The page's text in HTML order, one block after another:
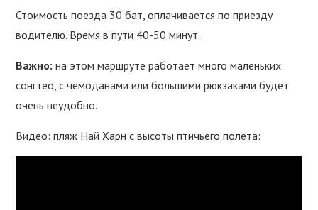
Стоимость поезда 30 бат, оплачивается по приезду
водителю. Время в пути 40-50 минут.
Важно: на этом маршруте работает много маленьких
сонгтео, с чемоданами или большими рюкзаками будет
очень неудобно.
Видео: пляж Най Харн с высоты птичьего полета: